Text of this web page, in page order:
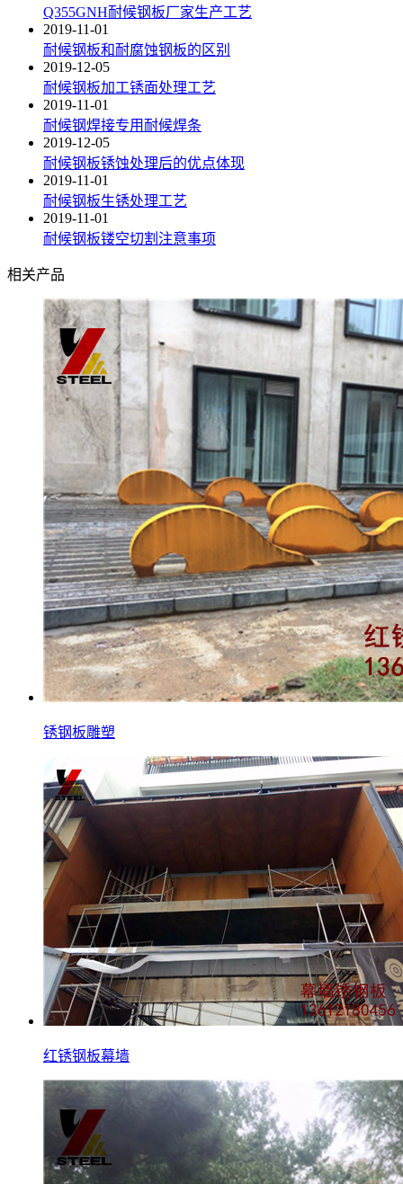
Q355GNH耐候钢板厂家生产工艺
2019-11-01
耐候钢板和耐腐蚀钢板的区别
2019-12-05
耐候钢板加工锈面处理工艺
2019-11-01
耐候钢焊接专用耐候焊条
2019-12-05
耐候钢板锈蚀处理后的优点体现
2019-11-01
耐候钢板生锈处理工艺
2019-11-01
耐候钢板镂空切割注意事项
相关产品
锈钢板雕塑
红锈钢板幕墙